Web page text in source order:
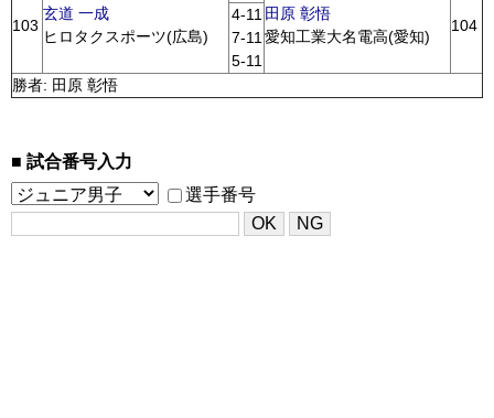
103
玄道 一成
ヒロタクスポーツ(広島)
田原 彰悟
愛知工業大名電高(愛知)
104
4-11
7-11
5-11
勝者: 田原 彰悟
試合番号入力
選手番号